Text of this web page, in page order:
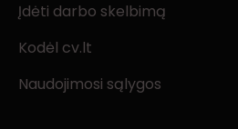
Įdėti darbo skelbimą
Kodėl cv.lt
Naudojimosi sąlygos